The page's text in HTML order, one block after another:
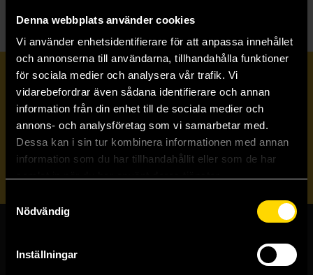
Denna webbplats använder cookies
Vi använder enhetsidentifierare för att anpassa innehållet
och annonserna till användarna, tillhandahålla funktioner
för sociala medier och analysera vår trafik. Vi
vidarebefordrar även sådana identifierare och annan
information från din enhet till de sociala medier och
annons- och analysföretag som vi samarbetar med.
Dessa kan i sin tur kombinera informationen med annan
information som du har tillhandahållit eller som de har
Nödvändig
Inställningar
Prenumerera på vårt nyhetsbrev
Veckobrevet
Skicka
Butiker & kundtjänst